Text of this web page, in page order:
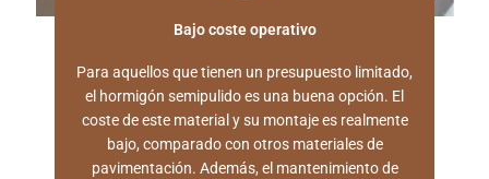
Bajo coste operativo
Para aquellos que tienen un presupuesto limitado,
el hormigón semipulido es una buena opción. El
coste de este material y su montaje es realmente
bajo, comparado con otros materiales de
pavimentación. Además, el mantenimiento de